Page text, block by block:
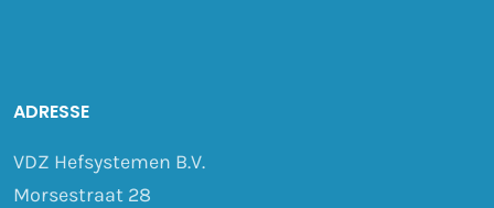
ADRESSE
VDZ Hefsystemen B.V.
Morsestraat 28